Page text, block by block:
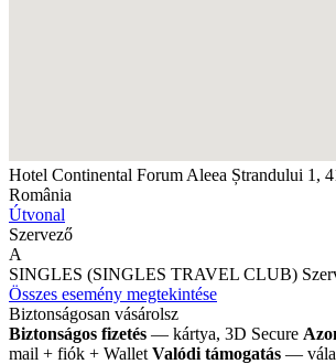
Hotel Continental Forum Aleea Ștrandului 1,
România
Útvonal
Szervező
A
SINGLES (SINGLES TRAVEL CLUB)
Összes esemény megtekintése
Biztonságosan vásárolsz
Biztonságos fizetés — kártya, 3D Secure
mail + fiók + Wallet Valódi támogatás —